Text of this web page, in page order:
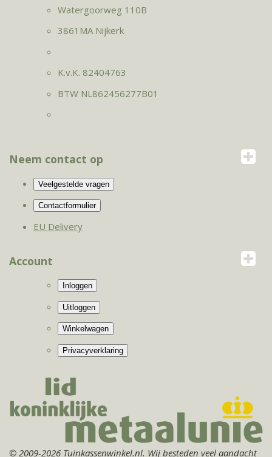
Watergoorweg 110B
3861MA Nijkerk
K.v.K. 82404763
BTW NL862456277B01
Neem contact op
EU Delivery
Account
© 2009-2026 Tuinkassenwinkel.nl. Wij besteden veel aandacht